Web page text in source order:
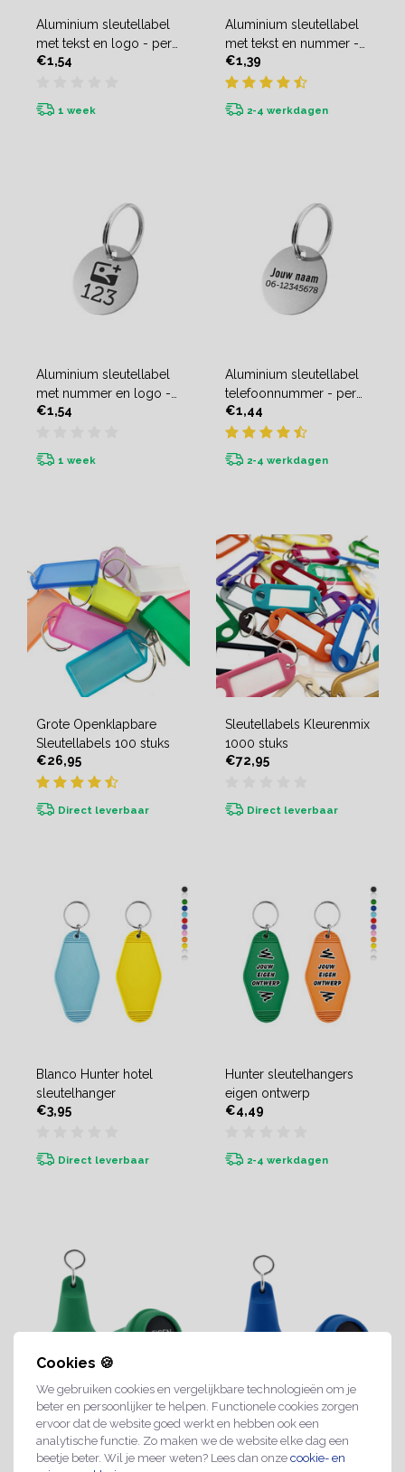
Cookies 🍪
We gebruiken cookies en vergelijkbare technologieën om je
beter en persoonlijker te helpen. Functionele cookies zorgen
ervoor dat de website goed werkt en hebben ook een
analytische functie. Zo maken we de website elke dag een
beetje beter. Wil je meer weten? Lees dan onze cookie- en
Aluminium sleutellabel
met tekst en logo - per
stuk
€1,54
1 week
Aluminium sleutellabel
met tekst en nummer -
per stuk
€1,39
2-4 werkdagen
Aluminium sleutellabel
met nummer en logo -
per stuk
€1,54
1 week
Aluminium sleutellabel
telefoonnummer - per
stuk
€1,44
2-4 werkdagen
Grote Openklapbare
Sleutellabels 100 stuks
€26,95
Direct leverbaar
Sleutellabels Kleurenmix
1000 stuks
€72,95
Direct leverbaar
Blanco Hunter hotel
sleutelhanger
€3,95
Direct leverbaar
Hunter sleutelhangers
eigen ontwerp
€4,49
2-4 werkdagen
Mayfair sleutelhanger
Groen
€1,49
Mayfair Sleutelhanger
Blauw
€1,49